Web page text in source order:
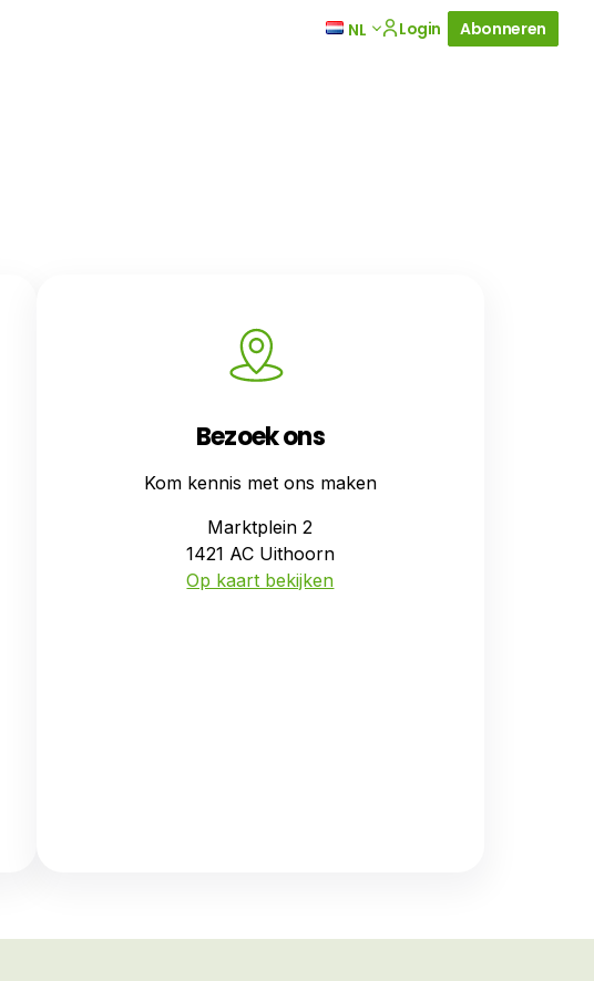
NL Login Abonneren
Bezoek ons
Kom kennis met ons maken
Marktplein 2
1421 AC Uithoorn
Op kaart bekijken